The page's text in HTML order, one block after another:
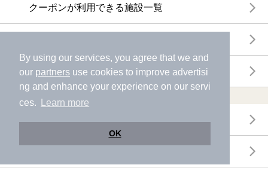
By using our services, you agree that we and
our partners use cookies to improve advertisi
ng and enhance your experience on our servi
ces.
Learn more
OK
クーポンが利用できる施設一覧
今月の新着電子チケット・クーポン一覧